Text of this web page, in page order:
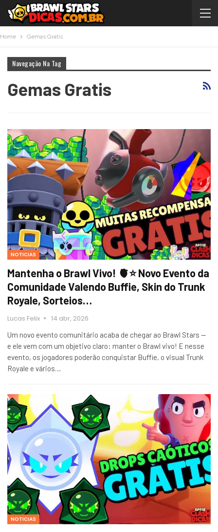
Home Gemas Gratis
Navegação Na Tag
Gemas Gratis
NOTICIAS
Mantenha o Brawl Vivo! 🫀⭐ Novo Evento da
Comunidade Valendo Buffie, Skin do Trunk
Royale, Sorteios…
Lucas Felix 14 abr, 2026
Um novo evento comunitário acaba de chegar ao Brawl Stars —
e ele vem com um objetivo claro: manter o Brawl vivo! E nesse
evento, os jogadores poderão conquistar Buffie, o visual Trunk
Royale e vários…
NOTICIAS